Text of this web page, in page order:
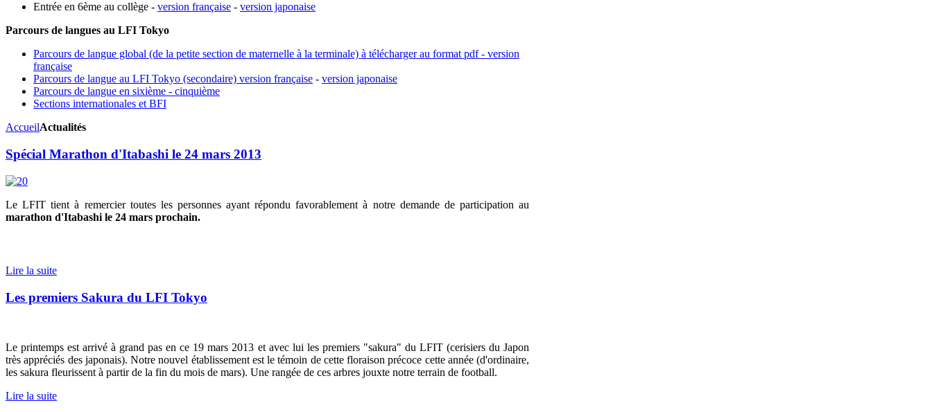
Entrée en 6ème au collège - version française - version japonaise
Parcours de langues au LFI Tokyo
Parcours de langue global (de la petite section de maternelle à la terminale) à télécharger au format pdf - version
française
Parcours de langue au LFI Tokyo (secondaire) version française - version japonaise
Parcours de langue en sixième - cinquième
Sections internationales et BFI
AccueilActualités
Spécial Marathon d'Itabashi le 24 mars 2013
Le LFIT tient à remercier toutes les personnes ayant répondu favorablement à notre demande de participation au
marathon d'Itabashi le 24 mars prochain.
Lire la suite
Les premiers Sakura du LFI Tokyo
Le printemps est arrivé à grand pas en ce 19 mars 2013 et avec lui les premiers "sakura" du LFIT (cerisiers du Japon
très appréciés des japonais). Notre nouvel établissement est le témoin de cette floraison précoce cette année (d'ordinaire,
les sakura fleurissent à partir de la fin du mois de mars). Une rangée de ces arbres jouxte notre terrain de football.
Lire la suite